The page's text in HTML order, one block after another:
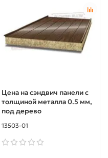
Цена на сэндвич панели с
толщиной металла 0.5 мм,
под дерево
13503-01